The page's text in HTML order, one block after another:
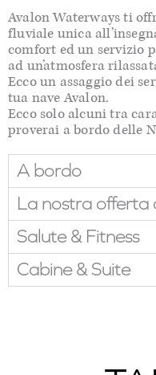
Avalon Waterways ti
fluviale unica
comfort ed un servizio
ad un’atmosfera
Ecco un assaggio dei
tua nave Avalon.
Ecco solo alcuni tra
proverai a bordo delle
A bordo
La nostra offerta
Salute & Fitness
Cabine & Suite